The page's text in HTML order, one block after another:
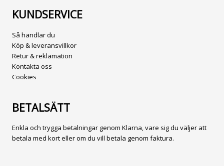
KUNDSERVICE
Så handlar du
Köp & leveransvillkor
Retur & reklamation
Kontakta oss
Cookies
BETALSÄTT
Enkla och trygga betalningar genom Klarna, vare sig du väljer att
betala med kort eller om du vill betala genom faktura.